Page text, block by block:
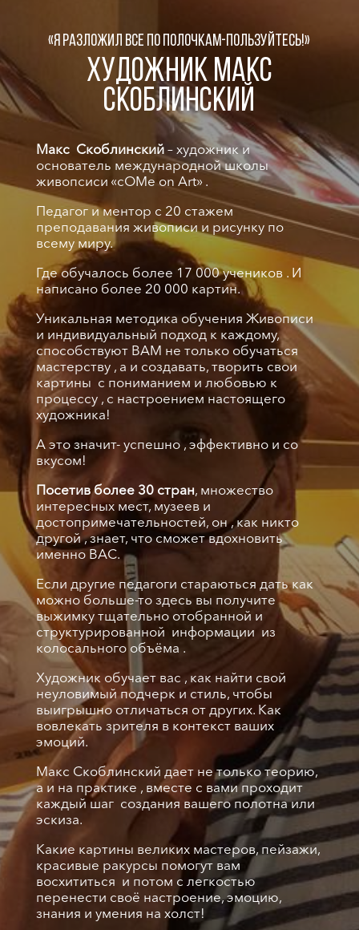
«Я разложил все по полочкам-пользуйтесь!»
ХУДОЖНИК МАКС
СКОБЛИНСКИЙ
Макс Скоблинский– художник и
основатель международной школы
живопсиси «cOMe on Art» .
Педагог и ментор с 20 стажем
преподавания живописи и рисунку по
всему миру.
Где обучалось более 17 000 учеников . И
написано более 20 000 картин.
Уникальная методика обучения Живописи
и индивидуальный подход к каждому,
способствуют ВАМ не только обучаться
мастерству , а и создавать, творить свои
картины с пониманием и любовью к
процессу , с настроением настоящего
художника!
А это значит- успешно , эффективно и со
вкусом!
Посетив более 30 стран, множество
интересных мест, музеев и
достопримечательностей, он , как никто
другой , знает, что сможет вдохновить
именно ВАС.
Если другие педагоги стараються дать как
можно больше-то здесь вы получите
выжимку тщательно отобранной и
структурированной информации из
колосального объёма .
Художник обучает вас , как найти свой
неуловимый подчерк и стиль, чтобы
выигрышно отличаться от других. Как
вовлекать зрителя в контекст ваших
эмоций.
Макс Скоблинский дает не только теорию,
а и на практике , вместе с вами проходит
каждый шаг создания вашего полотна или
эскиза.
Какие картины великих мастеров, пейзажи,
красивые ракурсы помогут вам
восхититься и потом с легкостью
перенести своё настроение, эмоцию,
знания и умения на холст!